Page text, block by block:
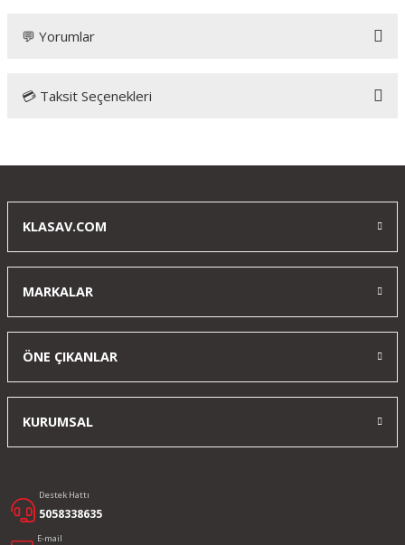
💬 Yorumlar
Airsoft Tüfek TAN Pil Şarj Aleti Dahil
ürün beklediğimden iyi çıktı bi tık tereddüt etmiştim ama elime
alınca kaliteyi hissettim sahada denemek için sabırsızlanıyorum
e... y... | 10/03/2025
💳 Taksit Seçenekleri
KLASAV.COM
MARKALAR
ÖNE ÇIKANLAR
KURUMSAL
Destek Hattı
5058338635
E-mail